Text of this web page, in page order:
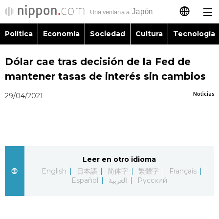
日本語
English
العربية
Русский
Política
Sociedad
Cultura
Política Economía Sociedad Cultura Tecnología
Dólar cae tras decisión de la Fed de
mantener tasas de interés sin cambios
Noticias
29/04/2021
Leer en otro idioma
English
日本語 简体字 繁體字
Français
Español
العربية Русский